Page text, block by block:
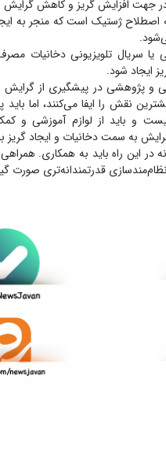
جهت افزایش گریز و کاهش گرایش
اصطلاح ژستیک است که منجر به
یا سریال تلویزیونی دخانیات
ایجاد شود.
پژوهشی در پیشگیری از گرایش به
نقش را ایفا می‌کنند، اما
و باید از لوازم آموزشی و
به سمت دخانیات و ایجاد گریز
در این راه باید به همکاری.
قدرتمندانه‌تری صورت